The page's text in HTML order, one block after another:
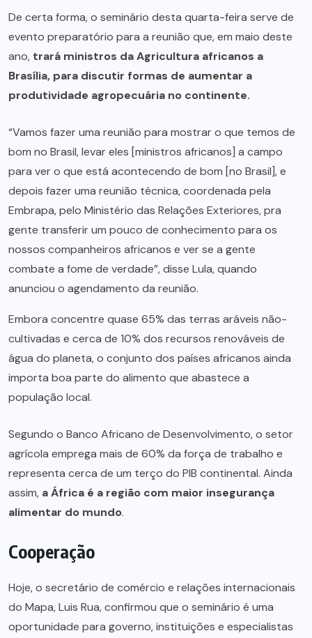
De certa forma, o seminário desta quarta-feira serve de
evento preparatório para a reunião que, em maio deste
ano, trará ministros da Agricultura africanos a
Brasília, para discutir formas de aumentar a
produtividade agropecuária no continente.
“Vamos fazer uma reunião para mostrar o que temos de
bom no Brasil, levar eles [ministros africanos] a campo
para ver o que está acontecendo de bom [no Brasil], e
depois fazer uma reunião técnica, coordenada pela
Embrapa, pelo Ministério das Relações Exteriores, pra
gente transferir um pouco de conhecimento para os
nossos companheiros africanos e ver se a gente
combate a fome de verdade”, disse Lula, quando
anunciou o agendamento da reunião.
Embora concentre quase 65% das terras aráveis não-
cultivadas e cerca de 10% dos recursos renováveis de
água do planeta, o conjunto dos países africanos ainda
importa boa parte do alimento que abastece a
população local.
Segundo o Banco Africano de Desenvolvimento, o setor
agrícola emprega mais de 60% da força de trabalho e
representa cerca de um terço do PIB continental. Ainda
assim, a África é a região com maior insegurança
alimentar do mundo.
Cooperação
Hoje, o secretário de comércio e relações internacionais
do Mapa, Luis Rua, confirmou que o seminário é uma
oportunidade para governo, instituições e especialistas